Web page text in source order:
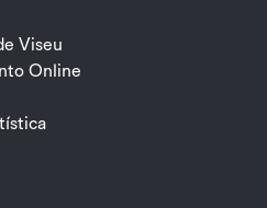
Viseu
Online